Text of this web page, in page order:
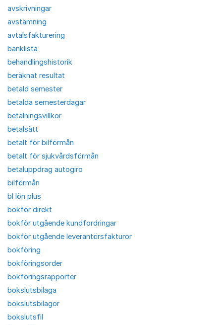
avskrivningar
avstämning
avtalsfakturering
banklista
behandlingshistorik
beräknat resultat
betald semester
betalda semesterdagar
betalningsvillkor
betalsätt
betalt för bilförmån
betalt för sjukvårdsförmån
betaluppdrag autogiro
bilförmån
bl lön plus
bokför direkt
bokför utgående kundfordringar
bokför utgående leverantörsfakturor
bokföring
bokföringsorder
bokföringsrapporter
bokslutsbilaga
bokslutsbilagor
bokslutsfil